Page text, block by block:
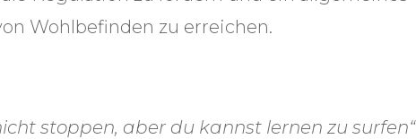
Wohlbefinden zu erreichen.
stoppen, aber du kannst lernen zu surfen“